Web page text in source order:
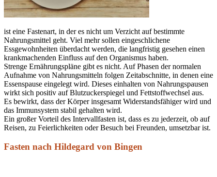
ist eine Fastenart, in der es nicht um Verzicht auf bestimmte
Nahrungsmittel geht. Viel mehr sollen eingeschlichene
Essgewohnheiten überdacht werden, die langfristig gesehen einen
krankmachenden Einfluss auf den Organismus haben.
Strenge Ernährungspläne gibt es nicht. Auf Phasen der normalen
Aufnahme von Nahrungsmitteln folgen Zeitabschnitte, in denen eine
Essenspause eingelegt wird. Dieses einhalten von Nahrungspausen
wirkt sich positiv auf Blutzuckerspiegel und Fettstoffwechsel aus.
Es bewirkt, dass der Körper insgesamt Widerstandsfähiger wird und
das Immunsystem stabil gehalten wird.
Ein großer Vorteil des Intervallfasten ist, dass es zu jederzeit, ob auf
Reisen, zu Feierlichkeiten oder Besuch bei Freunden, umsetzbar ist.
Fasten nach Hildegard von Bingen